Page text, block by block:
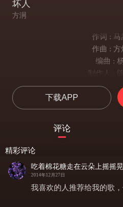
坏人
方泂
作词 : 马
作曲 : 方
编曲 :
制作人 :
那 一扇
关出 我们
一声就震断了
只是宁可对
既然爱不
下载APP
评论
精彩评论
吃着棉花糖走在云朵上摇摇
2014年12月27日
我喜欢的人推荐给我的歌